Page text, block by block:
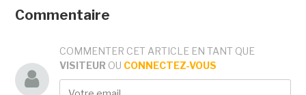
Commentaire
COMMENTER CET ARTICLE EN TANT QUE
VISITEUR OU CONNECTEZ-VOUS